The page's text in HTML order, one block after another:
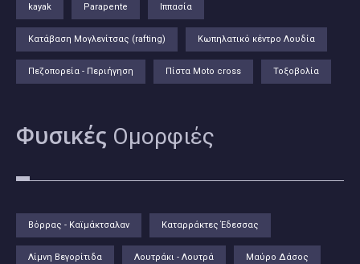
kayak Parapente Ιππασία
Κατάβαση Μογλενίτσας (rafting) Κωπηλατικό κέντρο Λουδία
Πεζοπορεία - Περιήγηση Πίστα Moto cross Τοξοβολία
Φυσικές Ομορφιές
Βόρρας - Καϊμάκτσαλαν Καταρράκτες Έδεσσας
Λίμνη Βεγορίτιδα Λουτράκι - Λουτρά Μαύρο Δάσος